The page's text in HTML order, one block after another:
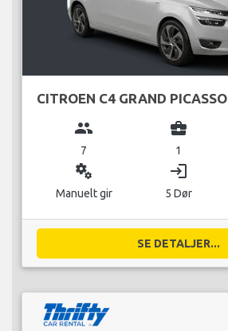
CITROEN C4 GRAND PICASSO
group
7
business_center
1
miscellaneous_services
Manuelt gir
login
5 Dør
SE DETALJER...